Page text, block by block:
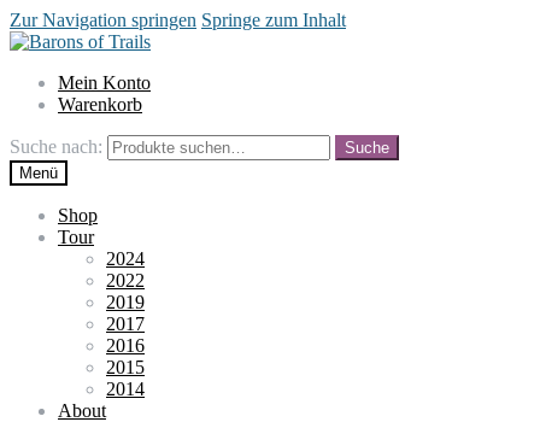
Zur Navigation springen Springe zum Inhalt
Mein Konto
Warenkorb
Suche nach:
Suche
Menü
Shop
Tour
2024
2022
2019
2017
2016
2015
2014
About